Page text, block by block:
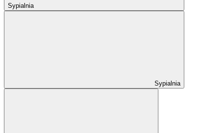
Sypialnia
Sypialnia